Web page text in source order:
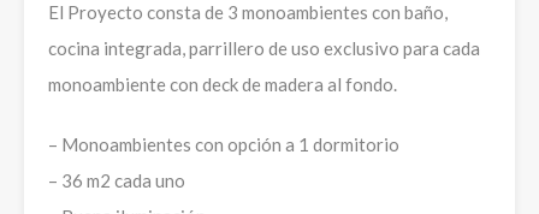
El Proyecto consta de 3 monoambientes con baño,
cocina integrada, parrillero de uso exclusivo para cada
monoambiente con deck de madera al fondo.
– Monoambientes con opción a 1 dormitorio
– 36 m2 cada uno